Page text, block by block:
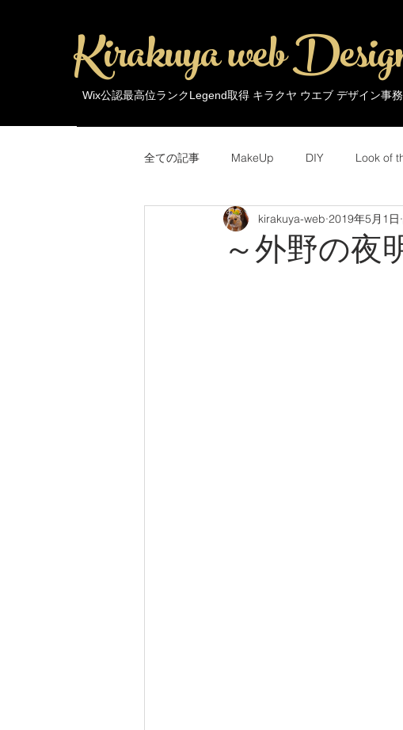
Wix公認最高位ランクLegend取得 キラクヤ ウエブ デザイン事
Kirakuya web
全ての記事 MakeUp DIY Look of
Trends Around the
～外野の夜
kirakuya-web 2019年5月1日